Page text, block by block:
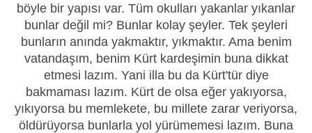
böyle bir yapısı var. Tüm okulları yakanlar yıkanlar
bunlar değil mi? Bunlar kolay şeyler. Tek şeyleri
bunların anında yakmaktır, yıkmaktır. Ama benim
vatandaşım, benim Kürt kardeşimin buna dikkat
etmesi lazım. Yani illa bu da Kürt'tür diye
bakmaması lazım. Kürt de olsa eğer yakıyorsa,
yıkıyorsa bu memlekete, bu millete zarar veriyorsa,
öldürüyorsa bunlarla yol yürümemesi lazım. Buna